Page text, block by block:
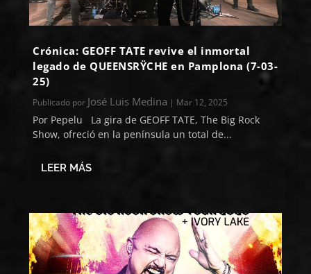
Crónica: GEOFF TATE revive el inmortal
legado de QUEENSRŸCHE en Pamplona (7-03-
25)
Publicado por José Luis Medina | Mar 12, 2025
Por Pepelu La gira de GEOFF TATE, The Big Rock
Show, ofreció en la península un total de...
LEER MÁS